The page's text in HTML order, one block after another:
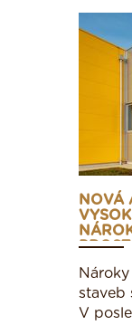
NOVÁ
staveb
V